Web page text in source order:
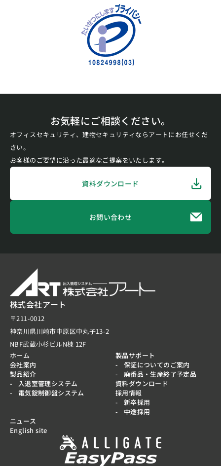
お気軽にご相談ください。
オフィスセキュリティ、建物セキュリティならアートにお任せくだ
さい。
お客様のご要望に沿った最適なご提案をいたします。
資料ダウンロード
お問い合わせ
株式会社アート
〒211-0012
神奈川県川崎市中原区中丸子13-2
NBF武蔵小杉ビルN棟 12F
ホーム
会社案内
製品紹介
入退室管理システム
電気錠制御盤システム
製品サポート
保証についてのご案内
廃番品・生産終了予定品
資料ダウンロード
採用情報
新卒採用
中途採用
ニュース
English site